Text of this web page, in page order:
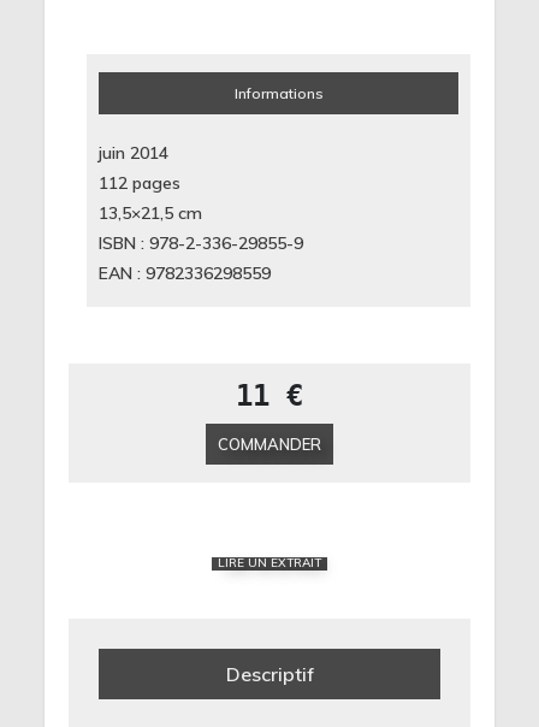
Informations
juin 2014
112 pages
13,5×21,5 cm
ISBN : 978-2-336-29855-9
EAN : 9782336298559
11 €
COMMANDER
LIRE UN EXTRAIT
Descriptif